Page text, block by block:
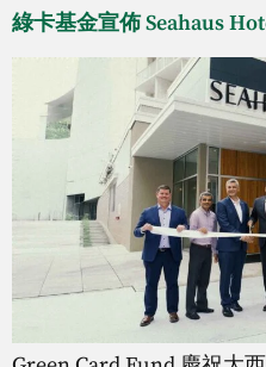
綠卡基金宣佈 Seahaus